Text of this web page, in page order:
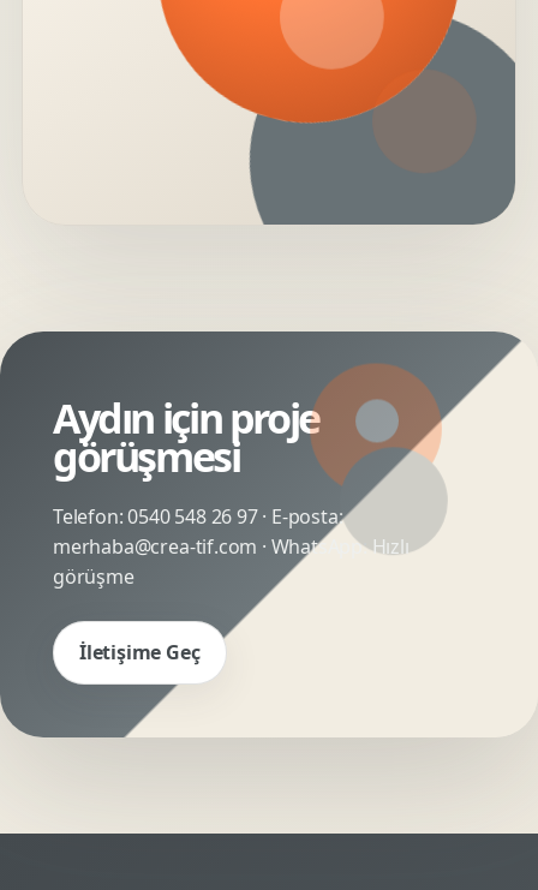
Aydın için proje
görüşmesi
Telefon:0540 548 26 97· E-posta:
merhaba@crea-tif.com · WhatsApp:Hızlı
görüşme
İletişime Geç